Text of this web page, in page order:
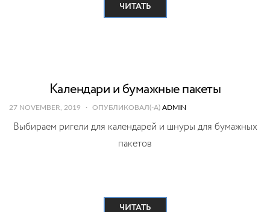
ЧИТАТЬ
Календари и бумажные пакеты
27 NOVEMBER, 2019 ОПУБЛИКОВАЛ(-А) ADMIN
Выбираем ригели для календарей и шнуры для бумажных
пакетов
ЧИТАТЬ